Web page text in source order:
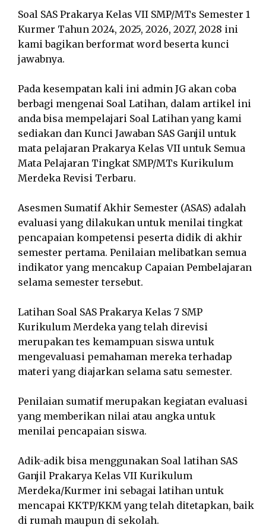
Soal SAS Prakarya Kelas VII SMP/MTs Semester 1
Kurmer Tahun 2024, 2025, 2026, 2027, 2028 ini
kami bagikan berformat word beserta kunci
jawabnya.
Pada kesempatan kali ini admin JG akan coba
berbagi mengenai Soal Latihan, dalam artikel ini
anda bisa mempelajari Soal Latihan yang kami
sediakan dan Kunci Jawaban SAS Ganjil untuk
mata pelajaran Prakarya Kelas VII untuk Semua
Mata Pelajaran Tingkat SMP/MTs Kurikulum
Merdeka Revisi Terbaru.
Asesmen Sumatif Akhir Semester (ASAS) adalah
evaluasi yang dilakukan untuk menilai tingkat
pencapaian kompetensi peserta didik di akhir
semester pertama. Penilaian melibatkan semua
indikator yang mencakup Capaian Pembelajaran
selama semester tersebut.
Latihan Soal SAS Prakarya Kelas 7 SMP
Kurikulum Merdeka yang telah direvisi
merupakan tes kemampuan siswa untuk
mengevaluasi pemahaman mereka terhadap
materi yang diajarkan selama satu semester.
Penilaian sumatif merupakan kegiatan evaluasi
yang memberikan nilai atau angka untuk
menilai pencapaian siswa.
Adik-adik bisa menggunakan Soal latihan SAS
Ganjil Prakarya Kelas VII Kurikulum
Merdeka/Kurmer ini sebagai latihan untuk
mencapai KKTP/KKM yang telah ditetapkan, baik
di rumah maupun di sekolah.